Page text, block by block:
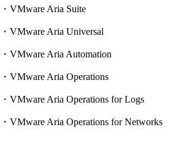
・VMware Aria Suite
・VMware Aria Universal
・VMware Aria Automation
・VMware Aria Operations
・VMware Aria Operations for Logs
・VMware Aria Operations for Networks